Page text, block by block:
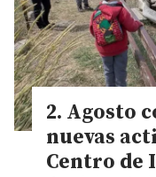
Agosto
nuevas
Centro